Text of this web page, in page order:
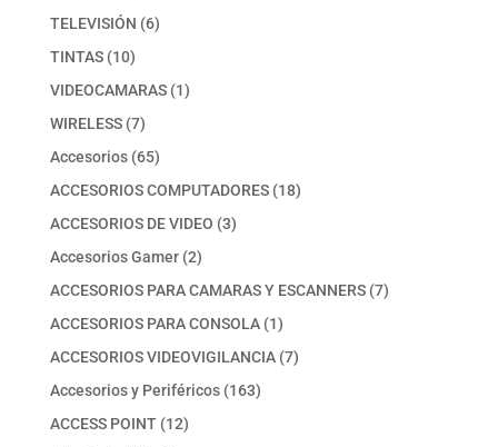
productos
TELEVISIÓN 66
TINTAS 1010
productos
VIDEOCAMARAS 11
WIRELESS 77
productos
Accesorios 6565
productos
ACCESORIOS COMPUTADORES 1818
ACCESORIOS DE VIDEO 33
Accesorios Gamer 22
productos
ACCESORIOS PARA CAMARAS Y ESCANNERS 77
ACCESORIOS PARA CONSOLA 11
producto
ACCESORIOS VIDEOVIGILANCIA 77
Accesorios y Periféricos 163163
ACCESS POINT 1212